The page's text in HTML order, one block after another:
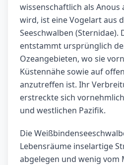
wissenschaftlich als
wird, ist eine Vogelart aus
Seeschwalben (Sternidae).
entstammt ursprünglich
Ozeangebieten, wo sie
Küstennähe sowie auf
anzutreffen ist. Ihr
erstreckte sich
und westlichen Pazifik.
Die
Lebensräume inselartige
abgelegen und wenig vom